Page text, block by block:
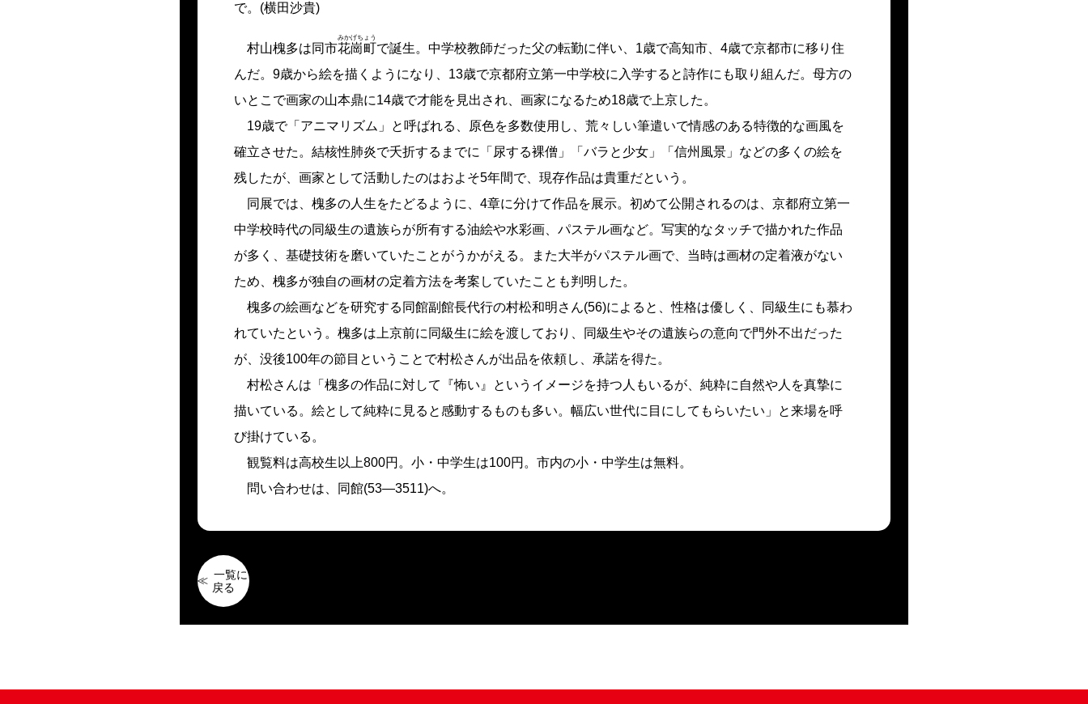
で。(横田沙貴)
村山槐多は同市花崗町
みかげちょう
で誕生。中学校教師だった父の転勤に伴い、1歳で高知市、4歳で京都市に移り住
んだ。9歳から絵を描くようになり、13歳で京都府立第一中学校に入学すると詩作にも取り組んだ。母方の
いとこで画家の山本鼎に14歳で才能を見出され、画家になるため18歳で上京した。
19歳で「アニマリズム」と呼ばれる、原色を多数使用し、荒々しい筆遣いで情感のある特徴的な画風を
確立させた。結核性肺炎で夭折するまでに「尿する裸僧」「バラと少女」「信州風景」などの多くの絵を
残したが、画家として活動したのはおよそ5年間で、現存作品は貴重だという。
同展では、槐多の人生をたどるように、4章に分けて作品を展示。初めて公開されるのは、京都府立第一
中学校時代の同級生の遺族らが所有する油絵や水彩画、パステル画など。写実的なタッチで描かれた作品
が多く、基礎技術を磨いていたことがうかがえる。また大半がパステル画で、当時は画材の定着液がない
ため、槐多が独自の画材の定着方法を考案していたことも判明した。
槐多の絵画などを研究する同館副館長代行の村松和明さん(56)によると、性格は優しく、同級生にも慕わ
れていたという。槐多は上京前に同級生に絵を渡しており、同級生やその遺族らの意向で門外不出だった
が、没後100年の節目ということで村松さんが出品を依頼し、承諾を得た。
村松さんは「槐多の作品に対して『怖い』というイメージを持つ人もいるが、純粋に自然や人を真摯に
描いている。絵として純粋に見ると感動するものも多い。幅広い世代に目にしてもらいたい」と来場を呼
び掛けている。
観覧料は高校生以上800円。小・中学生は100円。市内の小・中学生は無料。
問い合わせは、同館(53―3511)へ。
一覧に
戻る